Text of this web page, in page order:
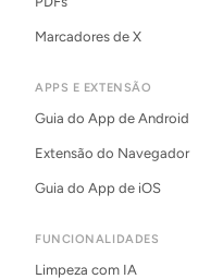
Marcadores de X
APPS E EXTENSÃO
Guia do App de Android
Extensão do Navegador
Guia do App de iOS
FUNCIONALIDADES
Limpeza com IA